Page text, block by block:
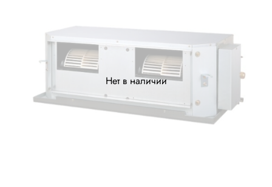
Нет в наличии